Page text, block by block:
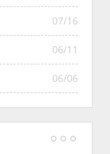
07/16
06/11
06/06